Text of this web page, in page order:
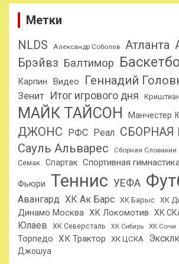
Метки
NLDS
Александр Соболев Атланта
Брэйвз Балтимор
Карпин
Видео Геннадий
Зенит Итог игрового дня
МАЙК ТАЙСОН Манчестер
ДЖОНС
РФС Реал СБОРНАЯ
Сауль Альварес Сборная Словакии
Семак Спартак Спортивная
Фьюри Теннис УЕФА
Авангард ХК Ак Барс ХК Барыс ХК
Динамо Москва ХК Локомотив ХК
Юлаев
ХК Северсталь ХК Сибирь ХК Сочи
Торпедо ХК Трактор ХК ЦСКА
Джошуа